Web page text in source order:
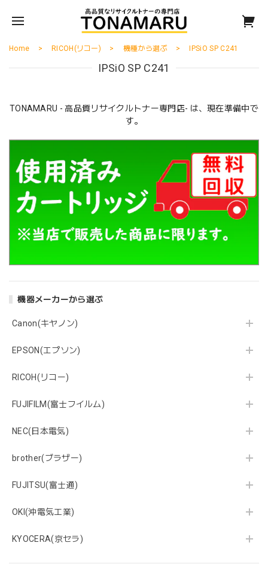
機器メーカーから選ぶ
Canon(キヤノン)
EPSON(エプソン)
RICOH(リコー)
FUJIFILM(富士フイルム)
NEC(日本電気)
brother(ブラザー)
FUJITSU(富士通)
OKI(沖電気工業)
KYOCERA(京セラ)
Home RICOH(リコー) 機種から選ぶ IPSiO SP C241
IPSiO SP C241
TONAMARU - 高品質リサイクルトナー専門店- は、現在準備中で
す。